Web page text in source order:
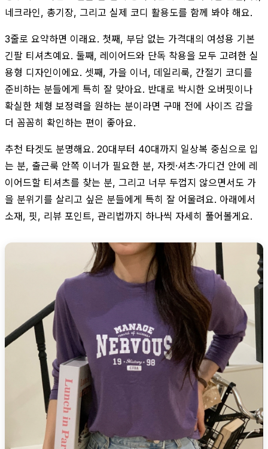
네크라인, 총기장, 그리고 실제 코디 활용도를 함께 봐야 해요.
3줄로 요약하면 이래요. 첫째, 부담 없는 가격대의 여성용 기본
긴팔 티셔츠예요. 둘째, 레이어드와 단독 착용을 모두 고려한 실
용형 디자인이에요. 셋째, 가을 이너, 데일리룩, 간절기 코디를
준비하는 분들에게 특히 잘 맞아요. 반대로 박시한 오버핏이나
확실한 체형 보정력을 원하는 분이라면 구매 전에 사이즈 감을
더 꼼꼼히 확인하는 편이 좋아요.
추천 타겟도 분명해요. 20대부터 40대까지 일상복 중심으로 입
는 분, 출근룩 안쪽 이너가 필요한 분, 자켓·셔츠·가디건 안에 레
이어드할 티셔츠를 찾는 분, 그리고 너무 두껍지 않으면서도 가
을 분위기를 살리고 싶은 분들에게 특히 잘 어울려요. 아래에서
소재, 핏, 리뷰 포인트, 관리법까지 하나씩 자세히 풀어볼게요.